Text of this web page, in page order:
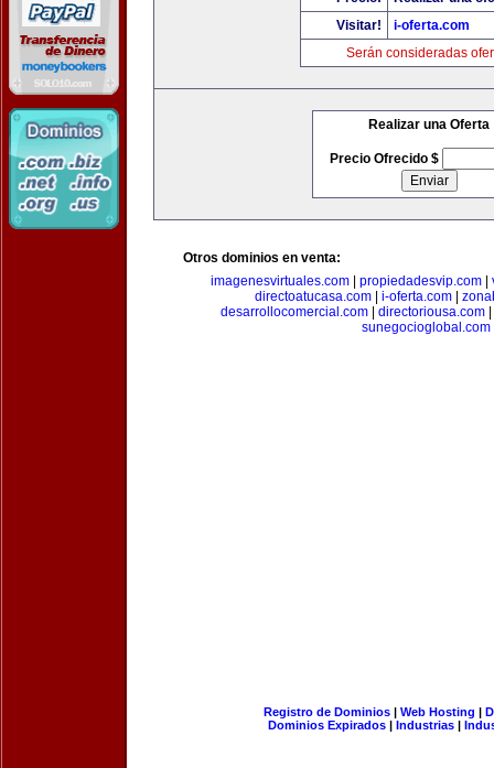
Visitar!
i-oferta.com
Serán consideradas
Realizar una Oferta
Precio Ofrecido $
Otros dominios en venta:
imagenesvirtuales.com| propiedadesvip.com|
directoatucasa.com| i-oferta.com|
desarrollocomercial.com
directoriousa.com
sunegocioglobal.com
Registro de Dominios| Web Hosting |
Dominios Expirados | Industrias |